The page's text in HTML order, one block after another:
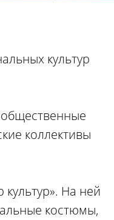
культур
коллективы
На ней
костюмы,